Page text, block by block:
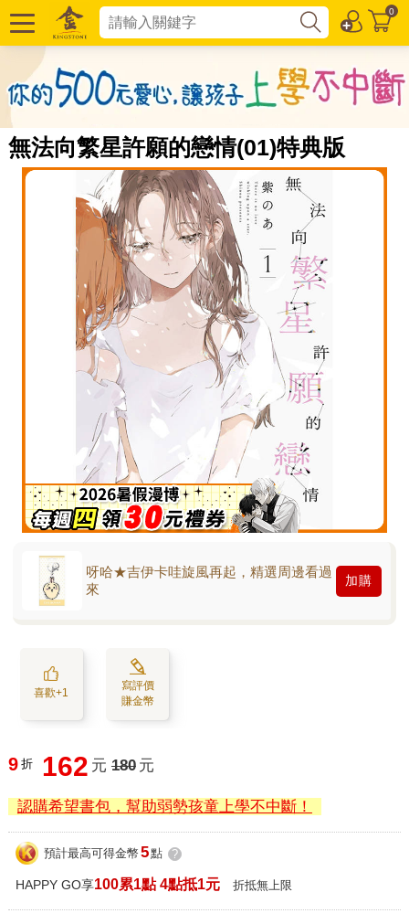
0
無法向繁星許願的戀情(01)特典版
呀哈★吉伊卡哇旋風再起，精選周邊看過
來
加購
喜歡+1
寫評價
賺金幣
9 折 162 元 180 元
認購希望書包，幫助弱勢孩童上學不中斷！
預計最高可得金幣 5點 ?
HAPPY GO享100累1點 4點抵1元 折抵無上限